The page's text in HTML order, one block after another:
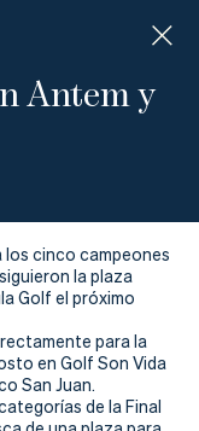
Antem y
los cinco campeones
la plaza
Golf el próximo
para la
en Golf Son Vida
San Juan.
de la Final